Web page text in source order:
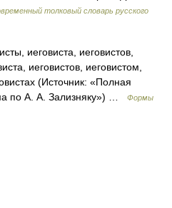
толковый словарь русского
иеговиста, иеговистов,
иеговистов, иеговистом,
(Источник: «Полная
по А. А. Зализняку») …
Формы